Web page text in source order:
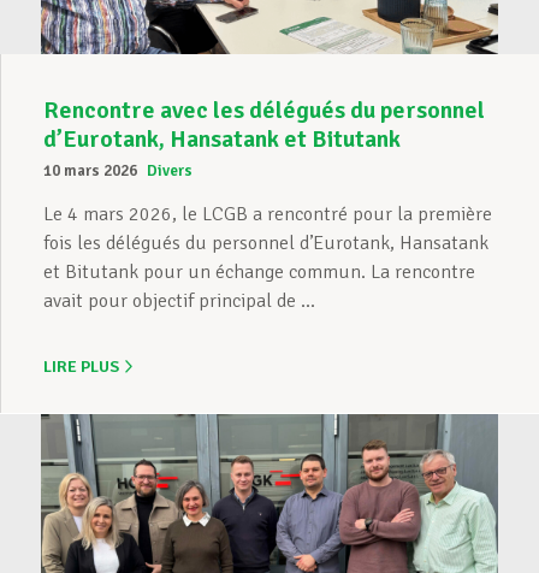
Rencontre avec les délégués du personnel
d’Eurotank, Hansatank et Bitutank
10 mars 2026 Divers
Le 4 mars 2026, le LCGB a rencontré pour la première
fois les délégués du personnel d’Eurotank, Hansatank
et Bitutank pour un échange commun. La rencontre
avait pour objectif principal de ...
LIRE PLUS